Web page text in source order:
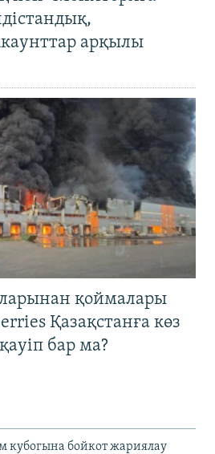
арқылы
қоймалары
Қазақстанға көз
бар ма?
кубогына бойкот жариялау